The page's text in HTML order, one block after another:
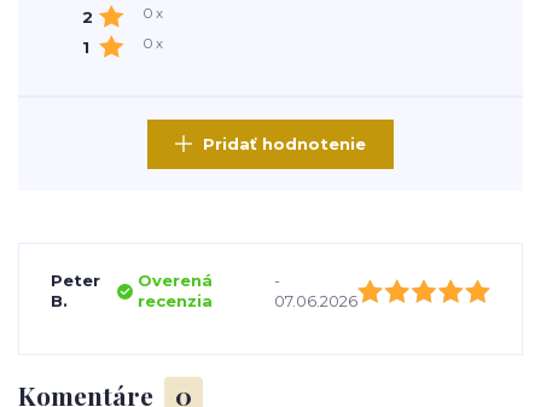
Pridať hodnotenie
2 0 x
1 0 x
Peter
B.
Overená
recenzia
-
07.06.2026
Komentáre 0